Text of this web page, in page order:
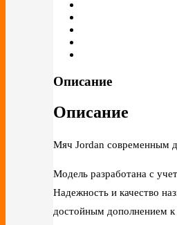
Описание
Описание
Мяч Jordan современным
Модель разработана с
Надежность и качество
достойным дополнением к